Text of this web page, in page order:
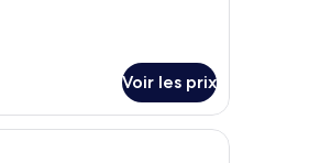
Voir les prix
un appareil de climatisation.
Un balcon avec vue sur une piscine, un